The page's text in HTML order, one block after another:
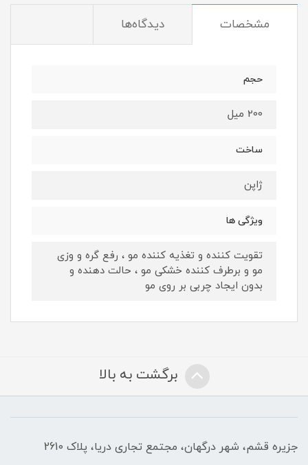
مشخصات دیدگاه‌ها
حجم
200 میل
ساخت
ژاپن
ویژگی ها
تقویت کننده و تغذیه کننده مو ، رفع گره و وزی
مو و برطرف کننده خشکی مو ، حالت دهنده و
بدون ایجاد چربی بر روی مو
برگشت به بالا
جزیره قشم، شهر درگهان، مجتمع تجاری دریا، پلاک 2610